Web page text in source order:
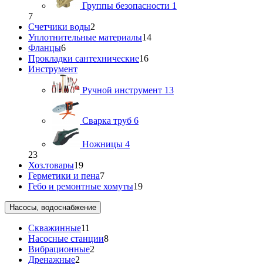
Группы безопасности 1
7
Счетчики воды2
Уплотнительные материалы14
Фланцы6
Прокладки сантехнические16
Инструмент
Ручной инструмент 13
Сварка труб 6
Ножницы 4
23
Хоз.товары19
Герметики и пена7
Гебо и ремонтные хомуты19
Насосы, водоснабжение
Скважинные11
Насосные станции8
Вибрационные2
Дренажные2